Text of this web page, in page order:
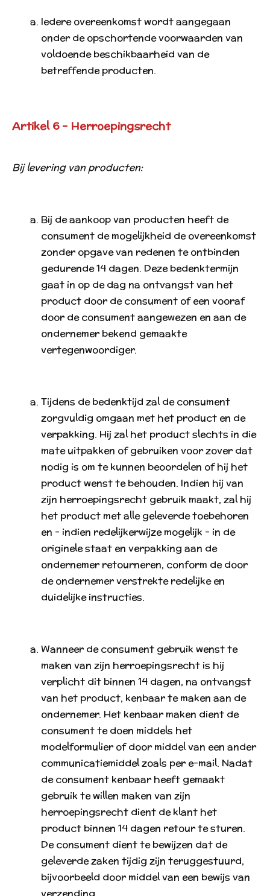
Iedere overeenkomst wordt aangegaan
onder de opschortende voorwaarden van
voldoende beschikbaarheid van de
betreffende producten.
Artikel 6 - Herroepingsrecht
Bij levering van producten:
Bij de aankoop van producten heeft de
consument de mogelijkheid de overeenkomst
zonder opgave van redenen te ontbinden
gedurende 14 dagen. Deze bedenktermijn
gaat in op de dag na ontvangst van het
product door de consument of een vooraf
door de consument aangewezen en aan de
ondernemer bekend gemaakte
vertegenwoordiger.
Tijdens de bedenktijd zal de consument
zorgvuldig omgaan met het product en de
verpakking. Hij zal het product slechts in die
mate uitpakken of gebruiken voor zover dat
nodig is om te kunnen beoordelen of hij het
product wenst te behouden. Indien hij van
zijn herroepingsrecht gebruik maakt, zal hij
het product met alle geleverde toebehoren
en - indien redelijkerwijze mogelijk - in de
originele staat en verpakking aan de
ondernemer retourneren, conform de door
de ondernemer verstrekte redelijke en
duidelijke instructies.
Wanneer de consument gebruik wenst te
maken van zijn herroepingsrecht is hij
verplicht dit binnen 14 dagen, na ontvangst
van het product, kenbaar te maken aan de
ondernemer. Het kenbaar maken dient de
consument te doen middels het
modelformulier of door middel van een ander
communicatiemiddel zoals per e-mail. Nadat
de consument kenbaar heeft gemaakt
gebruik te willen maken van zijn
herroepingsrecht dient de klant het
product binnen 14 dagen retour te sturen.
De consument dient te bewijzen dat de
geleverde zaken tijdig zijn teruggestuurd,
bijvoorbeeld door middel van een bewijs van